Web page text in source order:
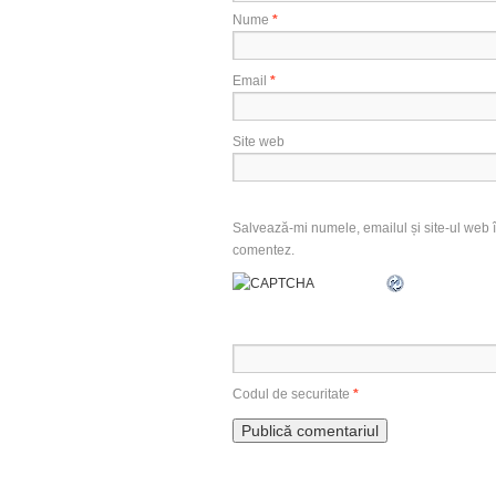
Nume *
Email *
Site web
Salvează-mi numele, emailul și site-ul
comentez.
Codul de securitate *